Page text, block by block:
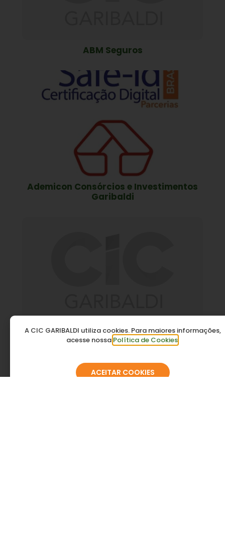
ABM Seguros
Ademicon Consórcios e Investimentos
Garibaldi
Adrivan Transportes
A CIC GARIBALDI utiliza cookies. Para maiores informações,
acesse nossa Política de Cookies.
ACEITAR COOKIES